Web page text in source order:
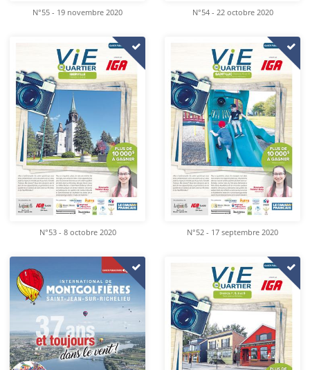
N°55 - 19 novembre 2020 N°54 - 22 octobre 2020
N°53 - 8 octobre 2020 N°52 - 17 septembre 2020